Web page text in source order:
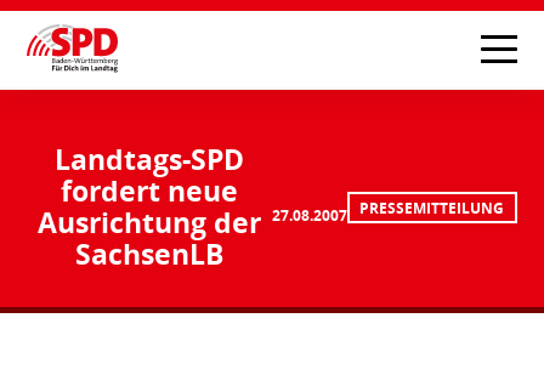
Landtags-SPD
fordert neue
Ausrichtung der
SachsenLB
27.08.2007 PRESSEMITTEILUNG